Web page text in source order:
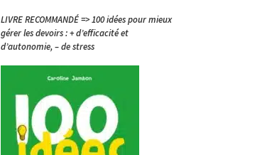
LIVRE RECOMMANDÉ => 100 idées pour mieux
gérer les devoirs : + d’efficacité et
d’autonomie, – de stress